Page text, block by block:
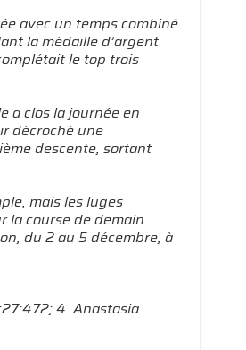
avec un temps combiné
la médaille d’argent
le top trois
a clos la journée en
décroché une
descente, sortant
mais les luges
la course de demain.
du 2 au 5 décembre, à
4. Anastasia